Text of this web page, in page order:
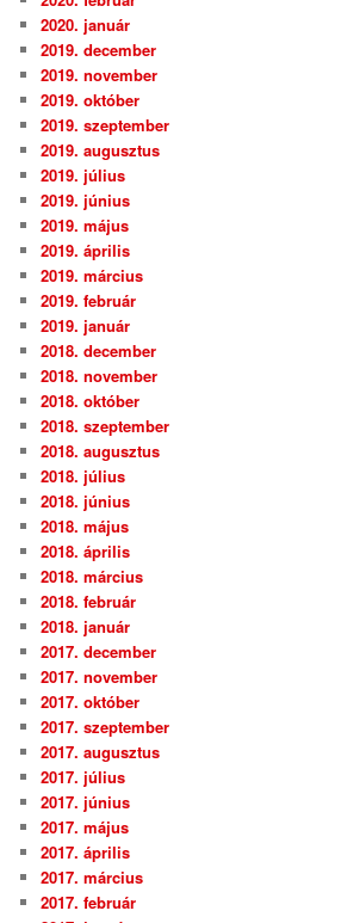
2020. január
2019. december
2019. november
2019. október
2019. szeptember
2019. augusztus
2019. július
2019. június
2019. május
2019. április
2019. március
2019. február
2019. január
2018. december
2018. november
2018. október
2018. szeptember
2018. augusztus
2018. július
2018. június
2018. május
2018. április
2018. március
2018. február
2018. január
2017. december
2017. november
2017. október
2017. szeptember
2017. augusztus
2017. július
2017. június
2017. május
2017. április
2017. március
2017. február